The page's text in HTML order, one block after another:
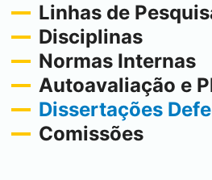
Linhas de
Disciplinas
Normas Internas
Autoavaliação e
Dissertações
Comissões